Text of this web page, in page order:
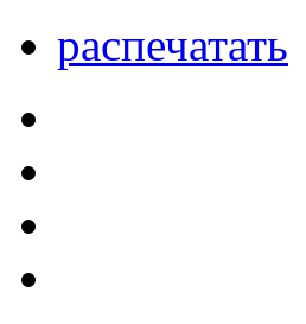
распечатать